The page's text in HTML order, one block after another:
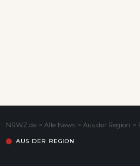
NRWZ.de > Alle News > Aus der Region >
AUS DER REGION